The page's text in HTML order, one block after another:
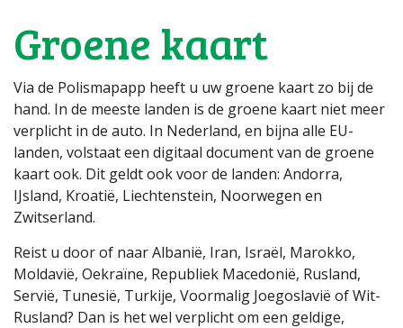
Groene kaart
Via de Polismapapp heeft u uw groene kaart zo bij de
hand. In de meeste landen is de groene kaart niet meer
verplicht in de auto. In Nederland, en bijna alle EU-
landen, volstaat een digitaal document van de groene
kaart ook. Dit geldt ook voor de landen: Andorra,
IJsland, Kroatië, Liechtenstein, Noorwegen en
Zwitserland.
Reist u door of naar Albanië, Iran, Israël, Marokko,
Moldavië, Oekraïne, Republiek Macedonië, Rusland,
Servië, Tunesië, Turkije, Voormalig Joegoslavië of Wit-
Rusland? Dan is het wel verplicht om een geldige,